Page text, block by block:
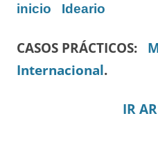
inicio
Ideario
CASOS PRÁCTICOS:
Internacional.
IR